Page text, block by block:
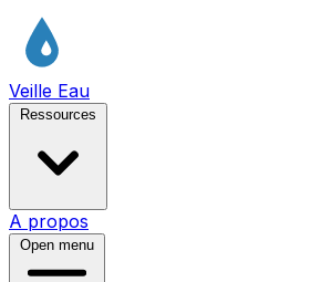
Veille Eau
Ressources
A propos
Open menu